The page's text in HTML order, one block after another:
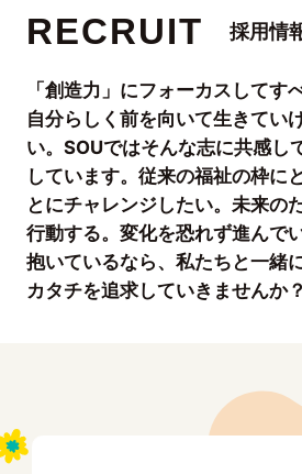
RECRUIT 採用情
「創造力」にフォーカスしてす
自分らしく前を向いて生きてい
い。SOUではそんな志に共感し
しています。従来の福祉の枠に
とにチャレンジしたい。未来の
行動する。変化を恐れず進んで
抱いているなら、私たちと一緒
カタチを追求していきませんか？